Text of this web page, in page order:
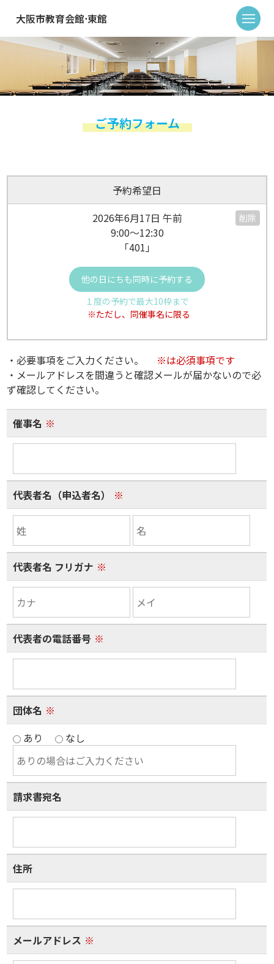
大阪市教育会館⋅東館
ご予約フォーム
予約希望日
2026年6月17日 午前
9:00～12:30
「401」
削除
他の日にちも同時に予約する
１度の予約で最大10枠まで
※ただし、同催事名に限る
・必要事項をご入力ください。
※は必須事項です
・メールアドレスを間違うと確認メールが届かないので必
ず確認してください。
催事名 ※
代表者名（申込者名） ※
代表者名 フリガナ ※
代表者の電話番号 ※
団体名 ※
あり
なし
請求書宛名
住所
メールアドレス ※